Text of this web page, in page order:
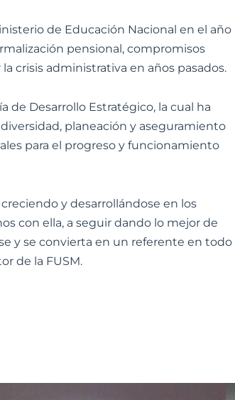
de Educación Nacional en el año
pensional, compromisos
crisis administrativa en años pasados.
de Desarrollo Estratégico, la cual ha
planeación y aseguramiento
para el progreso y funcionamiento
y desarrollándose en los
con ella, a seguir dando lo mejor de
y se convierta en un referente en todo
de la FUSM.